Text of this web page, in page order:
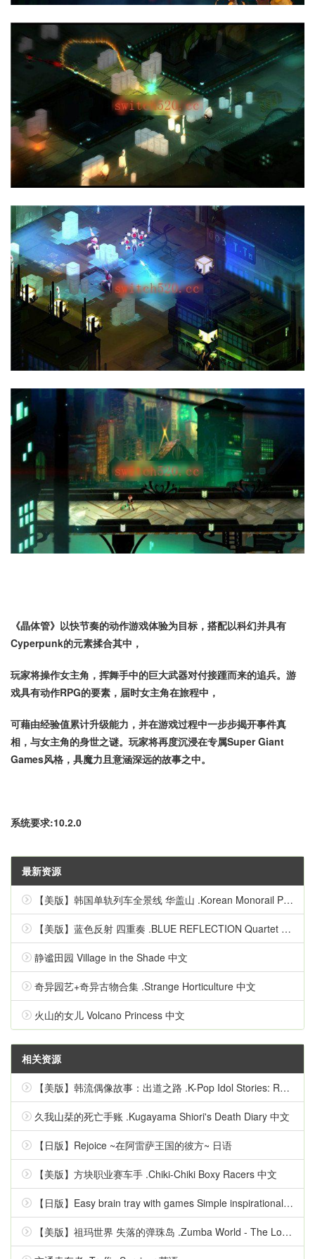
《晶体管》以快节奏的动作游戏体验为目标，搭配以科幻并具有
Cyperpunk的元素揉合其中，
玩家将操作女主角，挥舞手中的巨大武器对付接踵而来的追兵。游
戏具有动作RPG的要素，届时女主角在旅程中，
可藉由经验值累计升级能力，并在游戏过程中一步步揭开事件真
相，与女主角的身世之谜。玩家将再度沉浸在专属Super Giant
Games风格，具魔力且意涵深远的故事之中。
系统要求:10.2.0
最新资源
【美版】韩国单轨列车全景线 华盖山 .Korean Monorail Panorama Line Hwagaesan 中文
【美版】蓝色反射 四重奏 .BLUE REFLECTION Quartet 英语
静谧田园 Village in the Shade 中文
奇异园艺+奇异古物合集 .Strange Horticulture 中文
火山的女儿 Volcano Princess 中文
相关资源
【美版】韩流偶像故事：出道之路 .K-Pop Idol Stories: Road to Debut 英语
久我山栞的死亡手账 .Kugayama Shiori's Death Diary 中文
【日版】Rejoice ~在阿雷萨王国的彼方~ 日语
【美版】方块职业赛车手 .Chiki-Chiki Boxy Racers 中文
【日版】Easy brain tray with games Simple inspirational quizzes 日语
【美版】祖玛世界 失落的弹珠岛 .Zumba World - The Lost Marble Island 中文